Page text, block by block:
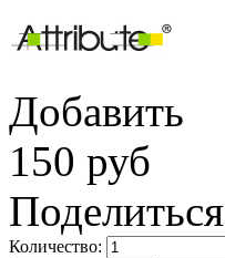
Добавить
150 руб
Поделиться
Количество: